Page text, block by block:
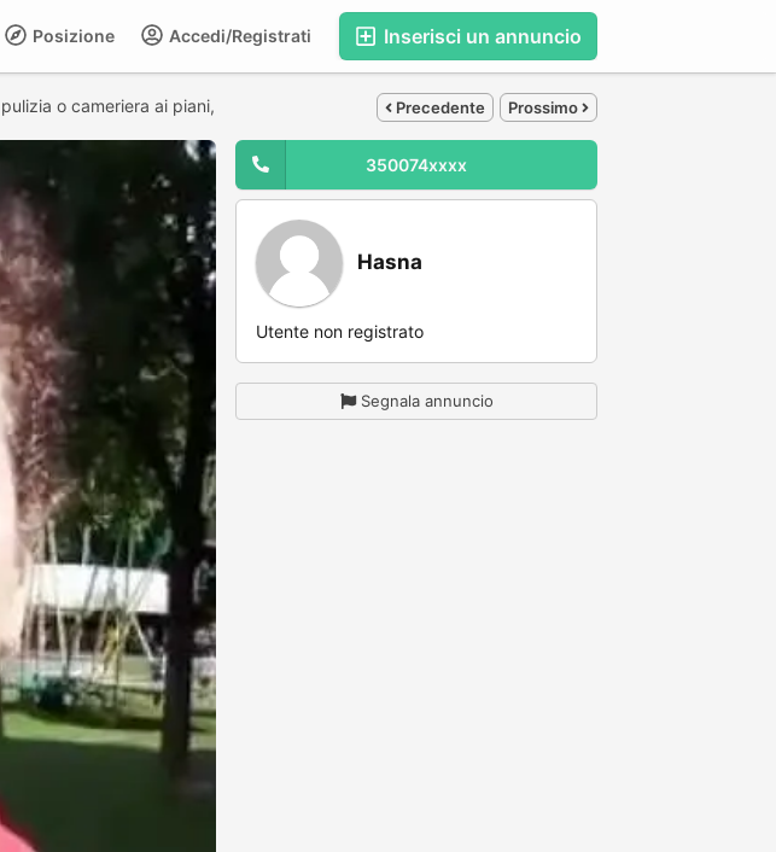
Inserisci un annuncio
Accedi/Registrati
Posizione
o cameriera ai piani, Precedente Prossimo
350074xxxx
Hasna
Utente non registrato
Segnala annuncio